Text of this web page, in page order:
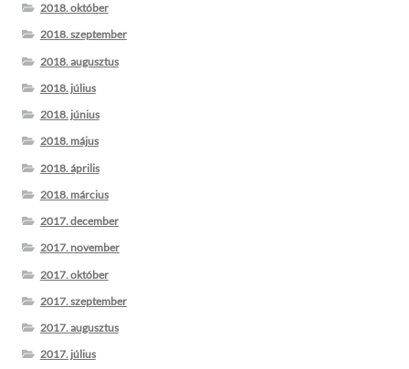
2018. október
2018. szeptember
2018. augusztus
2018. július
2018. június
2018. május
2018. április
2018. március
2017. december
2017. november
2017. október
2017. szeptember
2017. augusztus
2017. július